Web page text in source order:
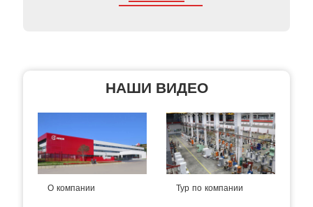
НАШИ ВИДЕО
О компании Тур по компании